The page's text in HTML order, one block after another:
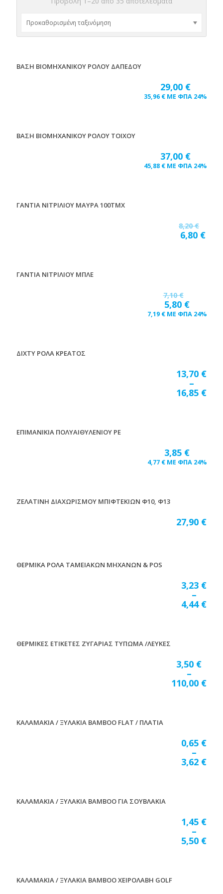
ΒΑΣΗ ΒΙΟΜΗΧΑΝΙΚΟΥ ΡΟΛΟΥ ΔΑΠΕΔΟΥ
29,00 €
35,96 € ΜΕ ΦΠΑ 24%
ΒΑΣΗ ΒΙΟΜΗΧΑΝΙΚΟΥ ΡΟΛΟΥ ΤΟΙΧΟΥ
37,00 €
45,88 € ΜΕ ΦΠΑ 24%
17
ΓΑΝΤΙΑ ΝΙΤΡΙΛΙΟΥ ΜΑΥΡΑ 100ΤΜΧ
8,20€
6,80 €
18
ΓΑΝΤΙΑ ΝΙΤΡΙΛΙΟΥ ΜΠΛΕ
7,10€
5,80 €
7,19 € ΜΕ ΦΠΑ 24%
ΔΙΧΤΥ ΡΟΛΑ ΚΡΕΑΤΟΣ
13,70 €
–
16,85 €
ΕΠΙΜΑΝΙΚΙΑ ΠΟΛΥΑΙΘΥΛΕΝΙΟΥ ΡΕ
3,85 €
4,77 € ΜΕ ΦΠΑ 24%
ΖΕΛΑΤΙΝΗ ΔΙΑΧΩΡΙΣΜΟΥ ΜΠΙΦΤΕΚΙΩΝ Φ10, Φ13
27,90 €
ΘΕΡΜΙΚΑ ΡΟΛΑ ΤΑΜΕΙΑΚΩΝ ΜΗΧΑΝΩΝ & POS
3,23 €
–
4,44 €
ΘΕΡΜΙΚΕΣ ΕΤΙΚΕΤΕΣ ΖΥΓΑΡΙΑΣ ΤΥΠΩΜΑ /ΛΕΥΚΕΣ
3,50 €
–
110,00 €
ΚΑΛΑΜΑΚΙΑ / ΞΥΛΑΚΙΑ BAMBOO FLAT / ΠΛΑΤΙΑ
0,65 €
–
3,62 €
ΚΑΛΑΜΑΚΙΑ / ΞΥΛΑΚΙΑ BAMBOO ΓΙΑ ΣΟΥΒΛΑΚΙΑ
1,45 €
–
5,50 €
ΚΑΛΑΜΑΚΙΑ / ΞΥΛΑΚΙΑ BAMBOO ΧΕΙΡΟΛΑΒΗ GOLF